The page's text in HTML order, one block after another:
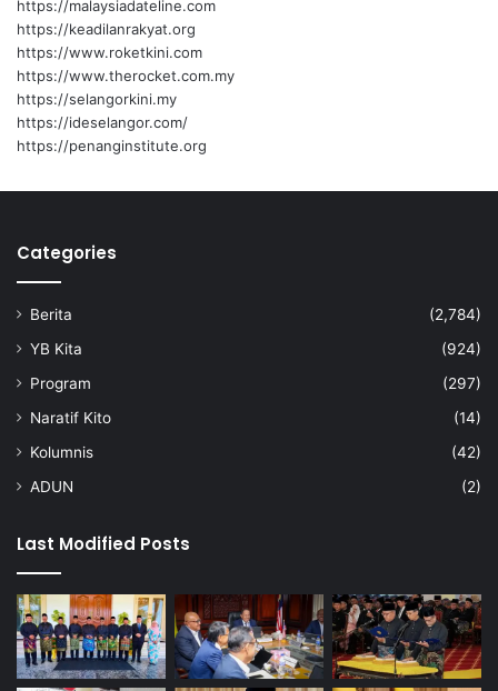
https://malaysiadateline.com
https://keadilanrakyat.org
https://www.roketkini.com
https://www.therocket.com.my
https://selangorkini.my
https://ideselangor.com/
https://penanginstitute.org
Categories
Berita
(2,784)
YB Kita
(924)
Program
(297)
Naratif Kito
(14)
Kolumnis
(42)
ADUN
(2)
Last Modified Posts